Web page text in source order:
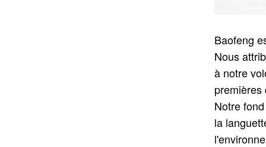
Baofeng
Nous
à notre
premières
Notre
la